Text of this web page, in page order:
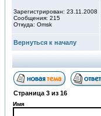
Зарегистрирован: 23.11.2008
Сообщения: 215
Откуда: Omsk
Вернуться к началу
Страница 3 из 16
Имя